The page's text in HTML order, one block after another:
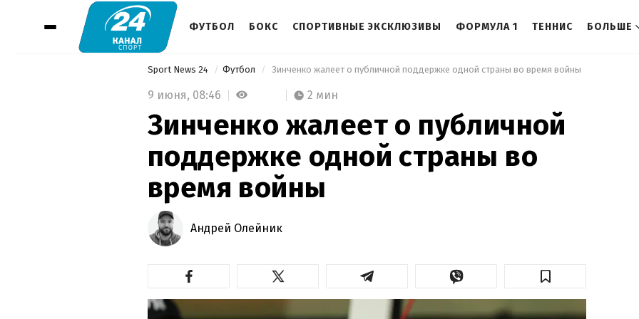
ФУТБОЛ БОКС СПОРТИВНЫЕ ЭКСКЛЮЗИВЫ ФОРМУЛА 1 ТЕННИС БОЛЬШЕ
Sport News 24 Футбол Зинченко жалеет о публичной поддержке одной страны во время войны
9 июня, 08:46 2 мин
Зинченко жалеет о публичной
поддержке одной страны во
время войны
Андрей Олейник